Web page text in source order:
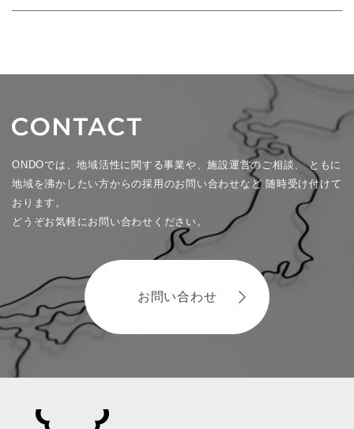
ONDOでは、地域活性に関する事業や、施設運営のご相談、ともに
地域を沸かしたい方からの採用のお問い合わせなど 随時受け付けて
おります。
どうぞお気軽にお問い合わせください。
お問い合わせ